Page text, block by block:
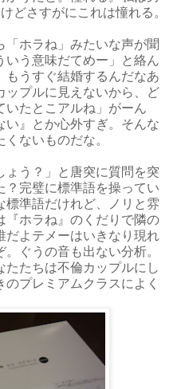
どさすがにこれは憧れる。
「ホラね」みたいな声が聞
いう意味だてめー」と絡ん
もうすぐ結婚するんだなあ
ップルに見えないから、ど
いたとこアルね」がーん
い』とか心外すぎ。そんな
ないものだな。
ょう？」と唐突に質問を突
？完璧に標準語を操ってい
標準語だけれど、ノリと雰
『ホラね』のくだりで隣の
だよテメーはいきなり現れ
ぐうの音も出ない分析。
たちは不倫カップルにし
プレミアムクラスによく